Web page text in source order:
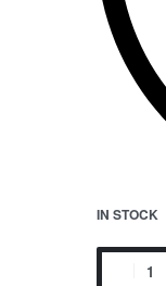
IN STOCK